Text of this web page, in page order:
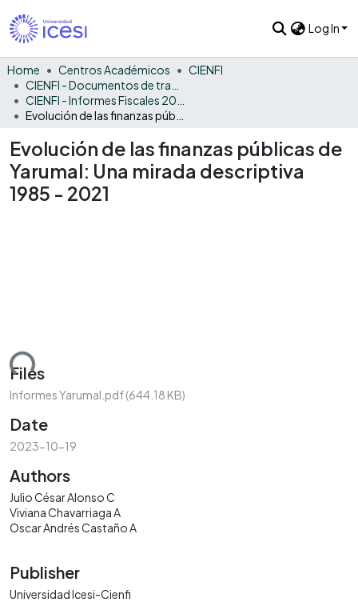
Log In
Home Centros Académicos
CIENFI
Evolución de las finanzas públicas de
Yarumal: Una mirada descriptiva
1985 - 2021
Files
Informes Yarumal.pdf(644.18 KB)
Date
2023-10-19
Authors
Julio César Alonso C
Viviana Chavarriaga A
Oscar Andrés Castaño A
Publisher
Universidad Icesi-Cienfi